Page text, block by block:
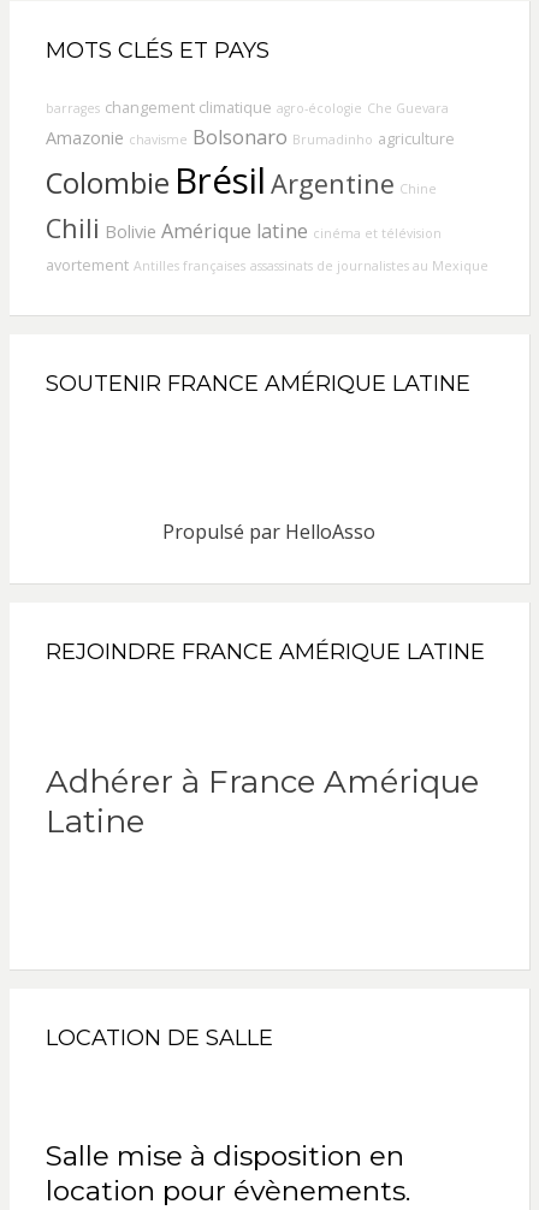
MOTS CLÉS ET PAYS
barrages changement climatique agro-écologie Che Guevara
Amazonie chavisme Bolsonaro Brumadinho agriculture
Colombie Brésil Argentine Chine
Chili Bolivie Amérique latine cinéma et télévision
avortement Antilles françaises assassinats de journalistes au Mexique
SOUTENIR FRANCE AMÉRIQUE LATINE
Propulsé par HelloAsso
REJOINDRE FRANCE AMÉRIQUE LATINE
Adhérer à France Amérique
Latine
LOCATION DE SALLE
Salle mise à disposition en
location pour évènements.